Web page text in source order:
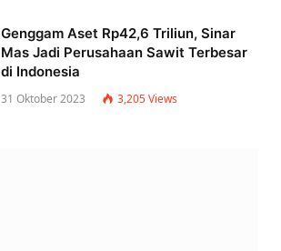
Genggam Aset Rp42,6 Triliun, Sinar
Mas Jadi Perusahaan Sawit Terbesar
di Indonesia
31 Oktober 2023 3,205Views